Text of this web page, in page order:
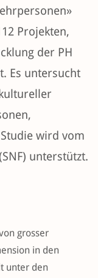
Projekten,
der PH
Es untersucht
wird vom
unterstützt.
grosser
in den
unter den